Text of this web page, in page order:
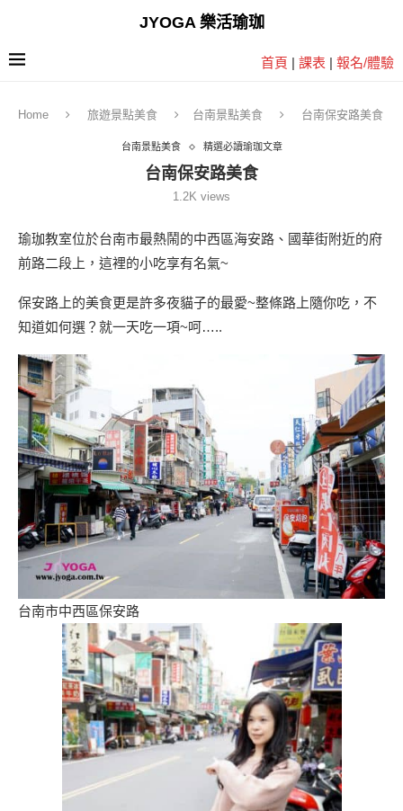
JYOGA 樂活瑜珈
首頁 | 課表 | 報名/體驗
Home 旅遊景點美食 台南景點美食 台南保安路美食
台南景點美食 精選必讀瑜珈文章
台南保安路美食
1.2K views
瑜珈教室位於台南市最熱鬧的中西區海安路、國華街附近的府
前路二段上，這裡的小吃享有名氣~
保安路上的美食更是許多夜貓子的最愛~整條路上隨你吃，不
知道如何選？就一天吃一項~呵…..
台南市中西區保安路